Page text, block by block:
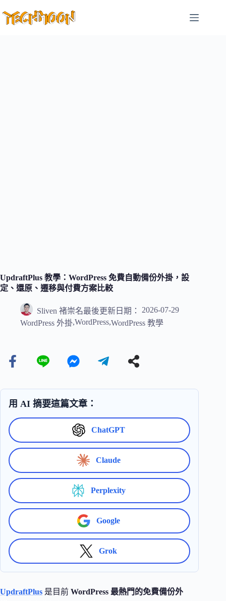
至
UpdraftPlus 教學：WordPress 免費自動備份外掛，設
定、還原、遷移與付費方案比較
Sliven 褚崇名最後更新日期：
2026-07-29
WordPress 外掛,WordPress,WordPress 教學
用 AI 摘要這篇文章：
ChatGPT
Claude
Perplexity
Google
Grok
UpdraftPlus 是目前 WordPress 最熱門的免費備份外